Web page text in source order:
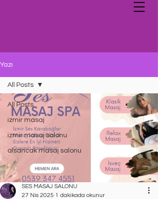
Yazı
All Posts
izmir masaj
izmir masaj salonu
alsancak masaj salonu
All Posts
SES MASAJ SALONU
27 Nis 2025 1 dakikada okunur